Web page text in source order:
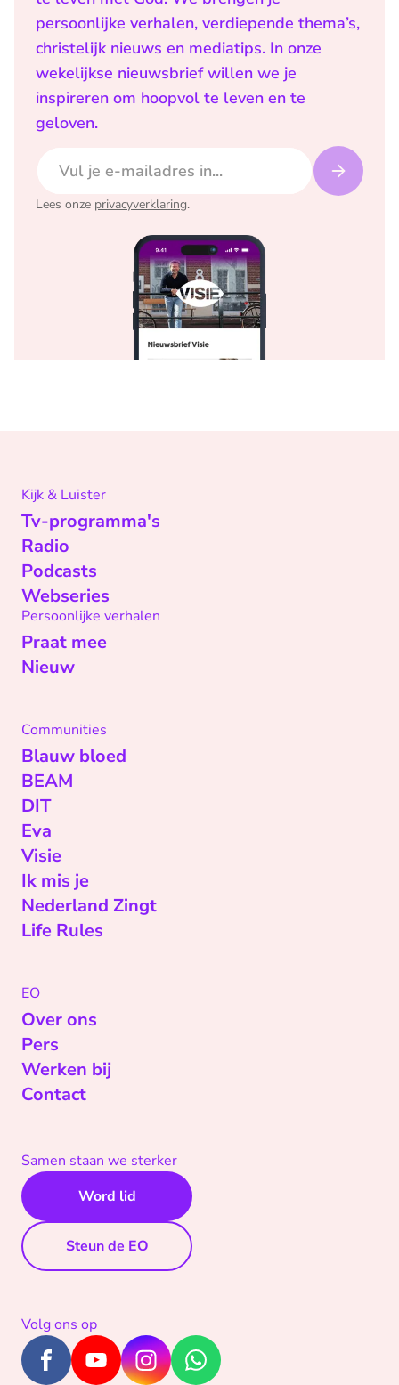
persoonlijke verhalen, verdiepende thema’s,
christelijk nieuws en mediatips. In onze
wekelijkse nieuwsbrief willen we je
inspireren om hoopvol te leven en te
geloven.
Lees onze privacyverklaring.
Kijk & Luister
Tv-programma's
Radio
Podcasts
Webseries
Persoonlijke verhalen
Praat mee
Nieuw
Communities
Blauw bloed
BEAM
DIT
Eva
Visie
Ik mis je
Nederland Zingt
Life Rules
EO
Over ons
Pers
Werken bij
Contact
Samen staan we sterker
Word lid
Steun de EO
Volg ons op